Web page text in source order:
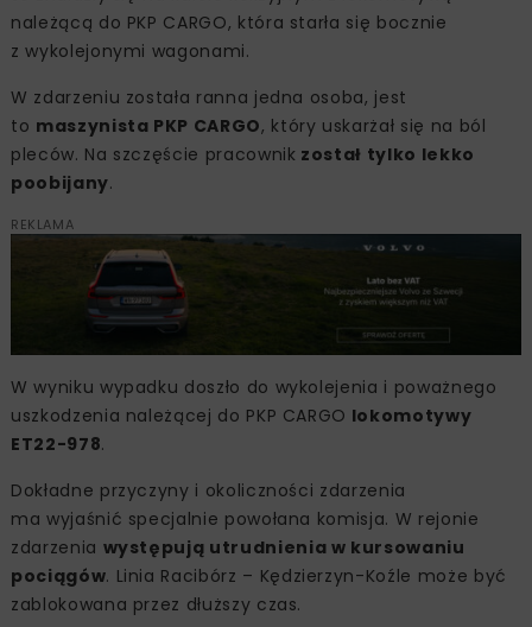
należącą do PKP CARGO, która starła się bocznie
z wykolejonymi wagonami.
W zdarzeniu została ranna jedna osoba, jest
to maszynista PKP CARGO, który uskarżał się na ból
pleców. Na szczęście pracownik został tylko lekko
poobijany.
REKLAMA
W wyniku wypadku doszło do wykolejenia i poważnego
uszkodzenia należącej do PKP CARGO lokomotywy
ET22-978.
Dokładne przyczyny i okoliczności zdarzenia
ma wyjaśnić specjalnie powołana komisja. W rejonie
zdarzenia występują utrudnienia w kursowaniu
pociągów. Linia Racibórz – Kędzierzyn-Koźle może być
zablokowana przez dłuższy czas.